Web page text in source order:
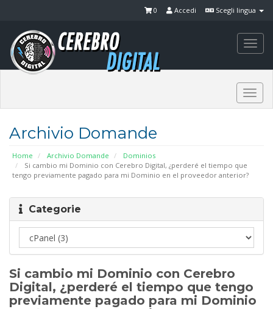
Scegli lingua
Accedi
0
Archivio Domande
Home Archivio Domande
Dominios
Si cambio mi Dominio con Cerebro Digital, ¿perderé el tiempo que
tengo previamente pagado para mi Dominio en el proveedor anterior?
Categorie
Si cambio mi Dominio con Cerebro
Digital, ¿perderé el tiempo que tengo
previamente pagado para mi Dominio